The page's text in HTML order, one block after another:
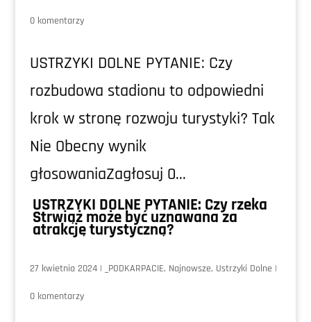
0 komentarzy
USTRZYKI DOLNE PYTANIE: Czy
rozbudowa stadionu to odpowiedni
krok w stronę rozwoju turystyki? Tak
Nie Obecny wynik
głosowaniaZagłosuj 0...
USTRZYKI DOLNE PYTANIE: Czy rzeka
Strwiąż może być uznawana za
atrakcję turystyczną?
27 kwietnia 2024| _PODKARPACIE, Najnowsze, Ustrzyki Dolne |
0 komentarzy